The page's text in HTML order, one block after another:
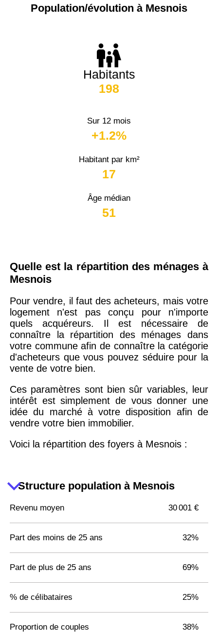
Population/évolution à Mesnois
Habitants
198
Sur 12 mois
+1.2%
Habitant par km²
17
Âge médian
51
Quelle est la répartition des ménages à
Mesnois
Pour vendre, il faut des acheteurs, mais votre
logement n'est pas conçu pour n'importe
quels acquéreurs. Il est nécessaire de
connaître la répartition des ménages dans
votre commune afin de connaître la catégorie
d'acheteurs que vous pouvez séduire pour la
vente de votre bien.
Ces paramètres sont bien sûr variables, leur
intérêt est simplement de vous donner une
idée du marché à votre disposition afin de
vendre votre bien immobilier.
Voici la répartition des foyers à Mesnois :
Structure population à Mesnois
Revenu moyen 30 001 €
Part des moins de 25 ans 32%
Part de plus de 25 ans 69%
% de célibataires 25%
Proportion de couples 38%